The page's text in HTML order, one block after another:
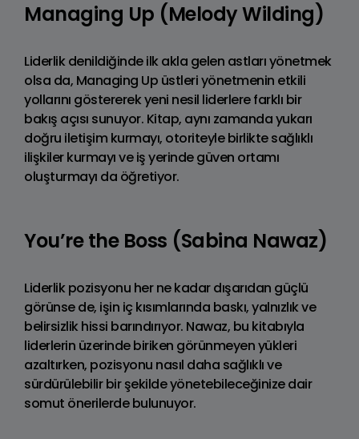
Managing Up (Melody Wilding)
Liderlik denildiğinde ilk akla gelen astları yönetmek
olsa da, Managing Up üstleri yönetmenin etkili
yollarını göstererek yeni nesil liderlere farklı bir
bakış açısı sunuyor. Kitap, aynı zamanda yukarı
doğru iletişim kurmayı, otoriteyle birlikte sağlıklı
ilişkiler kurmayı ve iş yerinde güven ortamı
oluşturmayı da öğretiyor.
You’re the Boss (Sabina Nawaz)
Liderlik pozisyonu her ne kadar dışarıdan güçlü
görünse de, işin iç kısımlarında baskı, yalnızlık ve
belirsizlik hissi barındırıyor. Nawaz, bu kitabıyla
liderlerin üzerinde biriken görünmeyen yükleri
azaltırken, pozisyonu nasıl daha sağlıklı ve
sürdürülebilir bir şekilde yönetebileceğinize dair
somut önerilerde bulunuyor.